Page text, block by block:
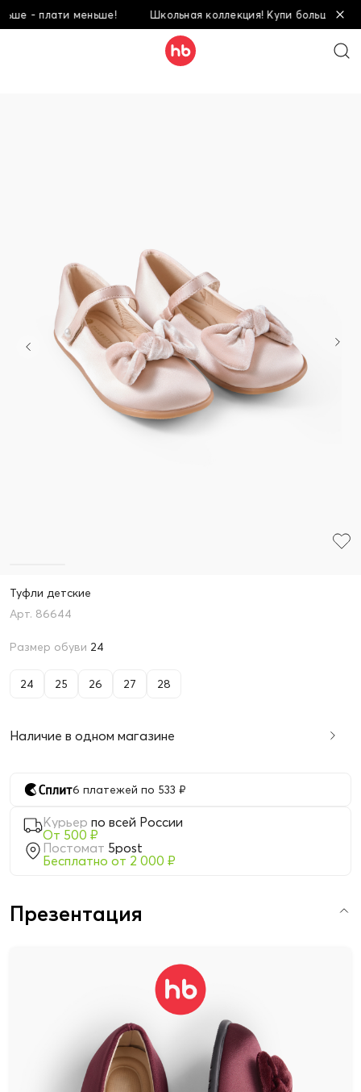
- плати меньше! Школьная коллекция! Купи больше -
Туфли детские
86644
Размер обуви 24
24 25 26 27 28
Наличие в одном магазине
6 платежей по 533 ₽
Курьер по всей России
От 500 ₽
Постомат 5post
Бесплатно от 2 000 ₽
Презентация